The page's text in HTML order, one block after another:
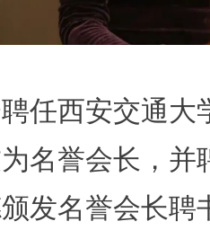
任西安交通大
名誉会长，并
发名誉会长